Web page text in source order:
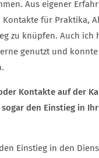
Aus eigener
Kontakte für Praktika,
zu knüpfen. Auch ich
genutzt und
Kontakte auf der
den Einstieg in
Einstieg in den